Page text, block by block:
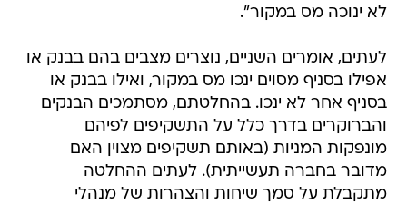
לא ינוכה מס במקור".
לעתים, אומרים השניים, נוצרים מצבים בהם בבנק או
אפילו בסניף מסוים ינכו מס במקור, ואילו בבנק או
בסניף אחר לא ינכו. בהחלטתם, מסתמכים הבנקים
והברוקרים בדרך כלל על התשקיפים לפיהם
מונפקות המניות (באותם תשקיפים מצוין האם
מדובר בחברה תעשייתית). לעתים ההחלטה
מתקבלת על סמך שיחות והצהרות של מנהלי